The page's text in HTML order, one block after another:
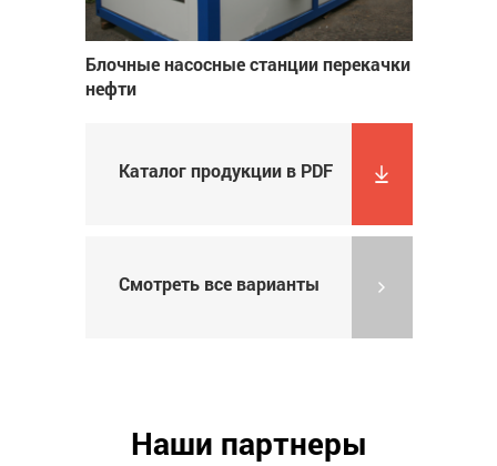
Блочные насосные станции перекачки
нефти
Каталог продукции в PDF
Смотреть все варианты
Наши партнеры